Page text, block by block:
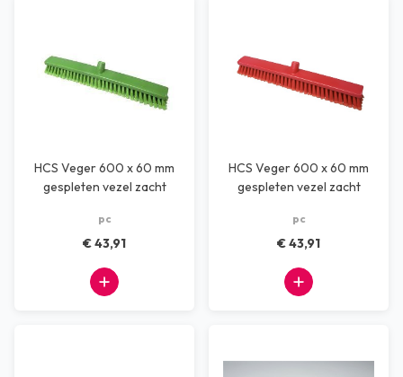
HCS Veger 600 x 60 mm
gespleten vezel zacht
pc
€ 43,91
HCS Veger 600 x 60 mm
gespleten vezel zacht
pc
€ 43,91